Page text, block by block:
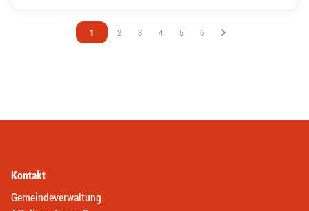
Vous êtes sur la page
1 Vous êtes sur la page
2 Vous êtes sur la page
3 Vous êtes sur la page
4 Vous êtes sur la page
5 Vous êtes sur la page
6
Kontakt
Gemeindeverwaltung